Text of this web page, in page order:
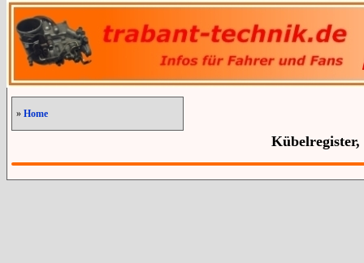
» Home
Kübelregister,